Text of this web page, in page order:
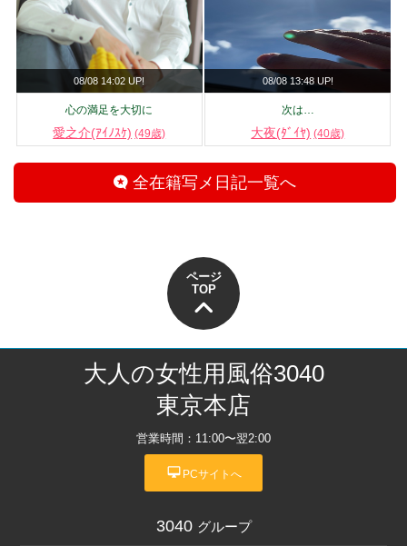
08/08 14:02 UP!
心の満足を大切に
愛之介(ｱｲﾉｽｹ) (49歳)
08/08 13:48 UP!
次は…
大夜(ﾀﾞｲﾔ) (40歳)
全在籍写メ日記一覧へ
ページ
TOP
大人の女性用風俗3040
東京本店
営業時間：11:00〜翌2:00
desktop_mac PCサイトへ
3040 グループ